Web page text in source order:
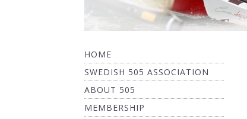
HOME
SWEDISH 505 ASSOCIATION
ABOUT 505
MEMBERSHIP